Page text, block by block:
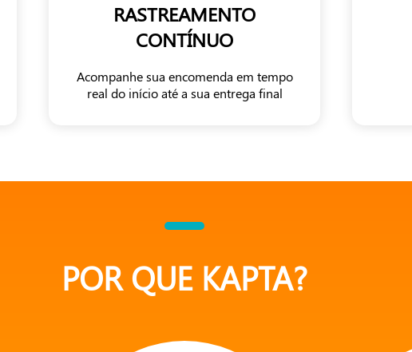
RASTREAMENTO
CONTÍNUO
Acompanhe sua encomenda em tempo
real do início até a sua entrega final
POR QUE KAPTA?